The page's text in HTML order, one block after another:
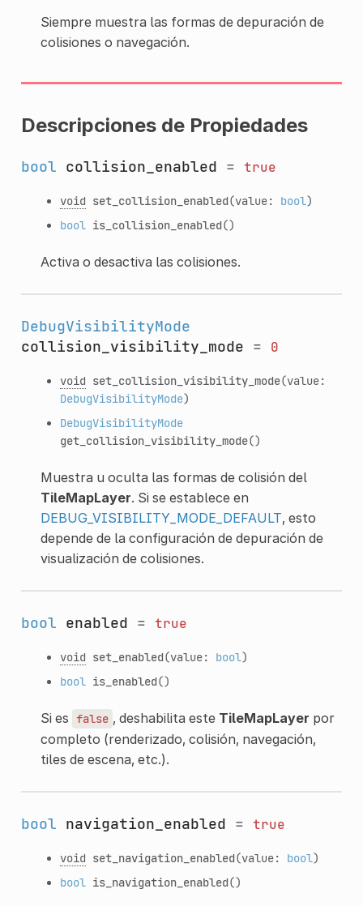
Siempre muestra las formas de depuración de
colisiones o navegación.
Descripciones de Propiedades
bool collision_enabled = true
void set_collision_enabled(value: bool)
bool is_collision_enabled()
Activa o desactiva las colisiones.
DebugVisibilityMode
collision_visibility_mode = 0
void set_collision_visibility_mode(value:
DebugVisibilityMode)
DebugVisibilityMode
get_collision_visibility_mode()
Muestra u oculta las formas de colisión del
TileMapLayer. Si se establece en
DEBUG_VISIBILITY_MODE_DEFAULT, esto
depende de la configuración de depuración de
visualización de colisiones.
bool enabled = true
void set_enabled(value: bool)
bool is_enabled()
Si es false , deshabilita este TileMapLayer por
completo (renderizado, colisión, navegación,
tiles de escena, etc.).
bool navigation_enabled = true
void set_navigation_enabled(value: bool)
bool is_navigation_enabled()